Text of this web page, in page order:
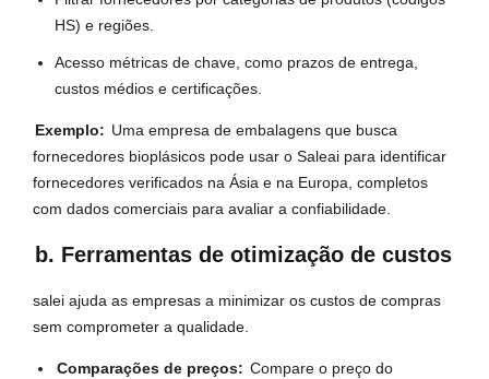
HS) e regiões.
Acesso métricas de chave, como prazos de entrega,
custos médios e certificações.
Exemplo: Uma empresa de embalagens que busca
fornecedores bioplásicos pode usar o Saleai para identificar
fornecedores verificados na Ásia e na Europa, completos
com dados comerciais para avaliar a confiabilidade.
b. Ferramentas de otimização de custos
salei ajuda as empresas a minimizar os custos de compras
sem comprometer a qualidade.
Comparações de preços: Compare o preço do